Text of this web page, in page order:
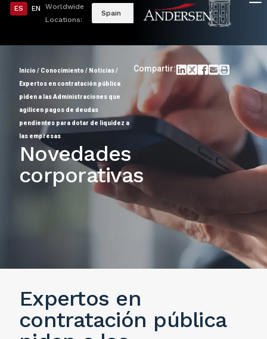
ES EN
Worldwide
Locations:
Spain
Inicio / Conocimiento / Noticias/
Expertos en contratación pública
piden a las Administraciones que
agilicen pagos de deudas
pendientes para dotar de liquidez a
las empresas
Compartir:
Novedades
corporativas
Expertos en
contratación pública